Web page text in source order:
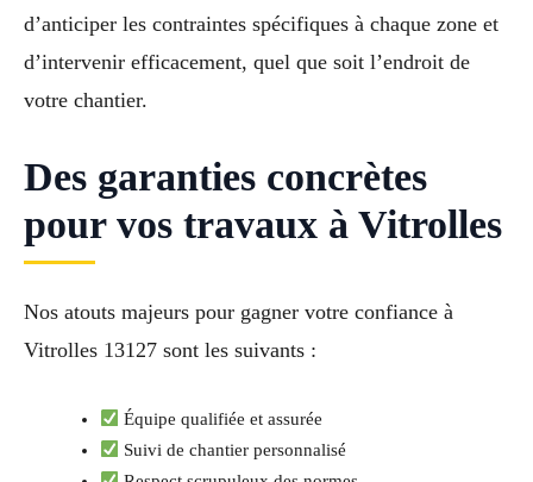
d’anticiper les contraintes spécifiques à chaque zone et
d’intervenir efficacement, quel que soit l’endroit de
votre chantier.
Des garanties concrètes
pour vos travaux à Vitrolles
Nos atouts majeurs pour gagner votre confiance à
Vitrolles 13127 sont les suivants :
Équipe qualifiée et assurée
Suivi de chantier personnalisé